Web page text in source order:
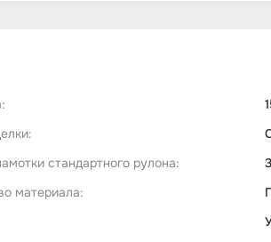
стандартного рулона:
материала: